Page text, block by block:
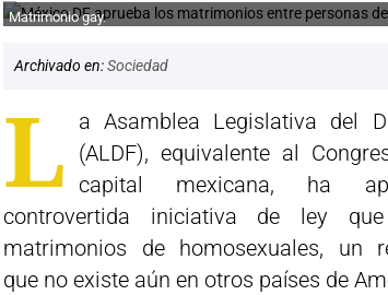
Matrimonio gay.
Archivado en:Sociedad
L
a Asamblea Legislativa del
(ALDF), equivalente al
capital mexicana, ha
controvertida iniciativa de ley
matrimonios de homosexuales, un
que no existe aún en otros países de